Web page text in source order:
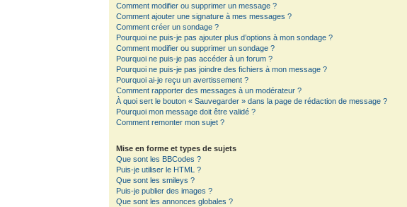
Comment modifier ou supprimer un message ?
Comment ajouter une signature à mes messages ?
Comment créer un sondage ?
Pourquoi ne puis-je pas ajouter plus d’options à mon sondage ?
Comment modifier ou supprimer un sondage ?
Pourquoi ne puis-je pas accéder à un forum ?
Pourquoi ne puis-je pas joindre des fichiers à mon message ?
Pourquoi ai-je reçu un avertissement ?
Comment rapporter des messages à un modérateur ?
À quoi sert le bouton « Sauvegarder » dans la page de rédaction de message ?
Pourquoi mon message doit être validé ?
Comment remonter mon sujet ?
Mise en forme et types de sujets
Que sont les BBCodes ?
Puis-je utiliser le HTML ?
Que sont les smileys ?
Puis-je publier des images ?
Que sont les annonces globales ?